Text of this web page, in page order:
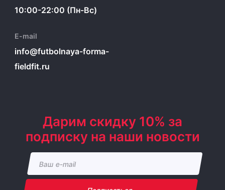
10:00-22:00 (Пн-Вс)
E-mail
info@futbolnaya-forma-
fieldfit.ru
Дарим скидку 10% за
подписку на наши новости